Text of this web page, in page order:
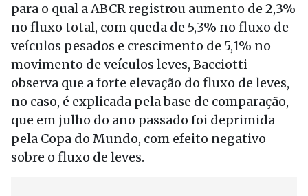
para o qual a ABCR registrou aumento de 2,3%
no fluxo total, com queda de 5,3% no fluxo de
veículos pesados e crescimento de 5,1% no
movimento de veículos leves, Bacciotti
observa que a forte elevação do fluxo de leves,
no caso, é explicada pela base de comparação,
que em julho do ano passado foi deprimida
pela Copa do Mundo, com efeito negativo
sobre o fluxo de leves.